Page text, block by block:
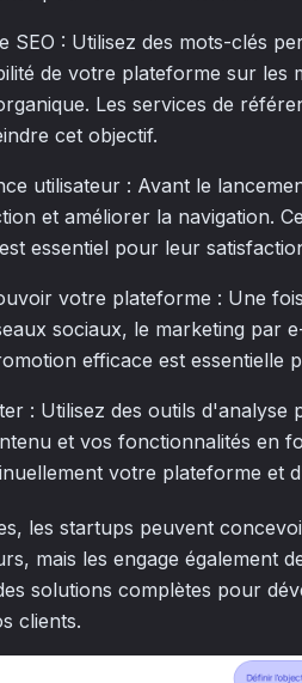
SEO : Utilisez des mots-clés
de votre plateforme sur
Les services de
cet objectif.
utilisateur : Avant le
et améliorer la navigation.
essentiel pour leur
votre plateforme : Une
sociaux, le marketing par
efficace est essentielle
: Utilisez des outils
et vos fonctionnalités en
votre plateforme et
les startups peuvent
mais les engage également
solutions complètes pour
clients.